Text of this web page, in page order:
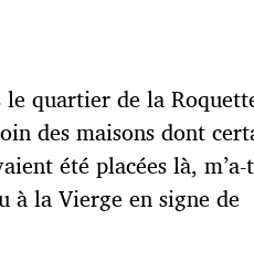
le quartier de la
des maisons dont
été placées là,
à la Vierge en signe de